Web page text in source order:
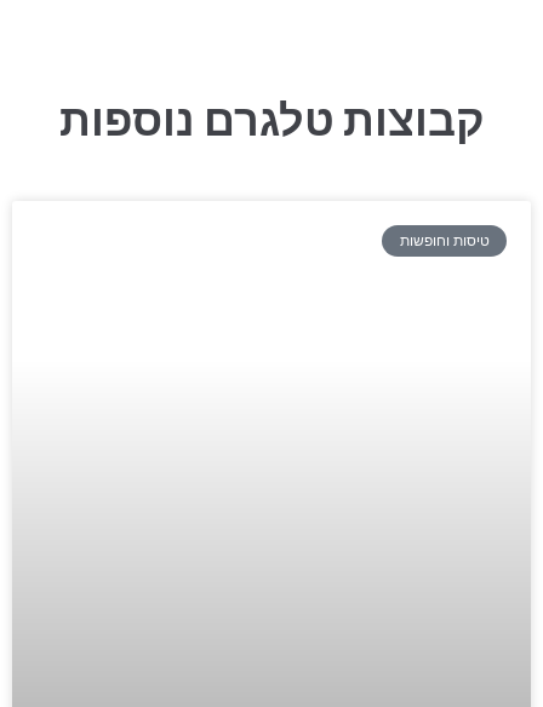
קבוצות טלגרם נוספות
טיסות וחופשות